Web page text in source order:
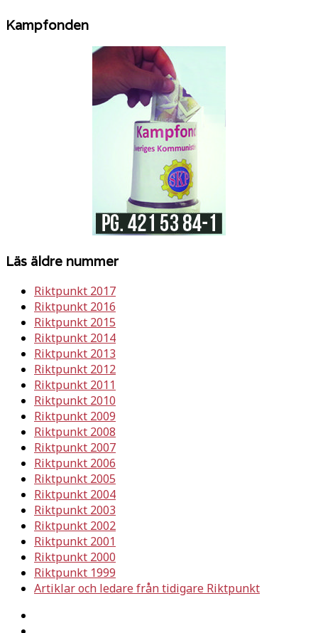
Kampfonden
Läs äldre nummer
Riktpunkt 2017
Riktpunkt 2016
Riktpunkt 2015
Riktpunkt 2014
Riktpunkt 2013
Riktpunkt 2012
Riktpunkt 2011
Riktpunkt 2010
Riktpunkt 2009
Riktpunkt 2008
Riktpunkt 2007
Riktpunkt 2006
Riktpunkt 2005
Riktpunkt 2004
Riktpunkt 2003
Riktpunkt 2002
Riktpunkt 2001
Riktpunkt 2000
Riktpunkt 1999
Artiklar och ledare från tidigare Riktpunkt